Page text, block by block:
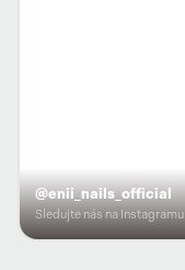
@enii_nails_official
Sledujte nás na Instagramu